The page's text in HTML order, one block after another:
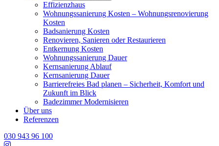
Effizienzhaus
Wohnungssanierung Kosten – Wohnungsrenovierung
Kosten
Badsanierung Kosten
Renovieren, Sanieren oder Restaurieren
Entkernung Kosten
Wohnungssanierung Dauer
Kernsanierung Ablauf
Kernsanierung Dauer
Barrierefreies Bad planen – Sicherheit, Komfort und
Zukunft im Blick
Badezimmer Modernisieren
Über uns
Referenzen
030 943 96 100